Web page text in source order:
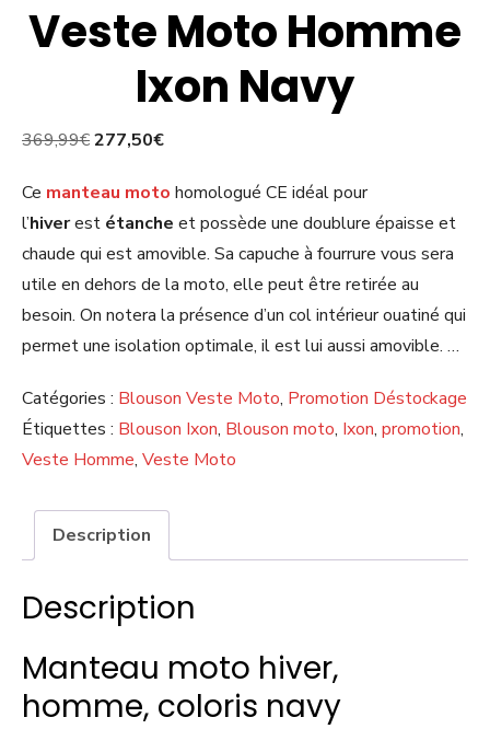
Veste Moto Homme
Ixon Navy
369,99€Le
initial
était :
369,99€.
277,50€Le
actuel
est :
277,50€.
Ce manteau moto homologué CE idéal pour
l’hiverest étanche et possède une doublure épaisse et
chaude qui est amovible. Sa capuche à fourrure vous sera
utile en dehors de la moto, elle peut être retirée au
besoin. On notera la présence d’un col intérieur ouatiné qui
permet une isolation optimale, il est lui aussi amovible. …
Catégories : Blouson Veste Moto, Promotion Déstockage
Étiquettes : Blouson Ixon, Blouson moto, Ixon, promotion,
Veste Homme, Veste Moto
Description
Description
Manteau moto hiver,
homme, coloris navy